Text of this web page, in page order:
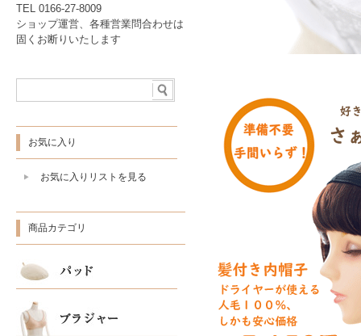
TEL 0166-27-8009
ショップ運営、各種営業問合わせは
固くお断りいたします
お気に入り
お気に入りリストを見る
商品カテゴリ